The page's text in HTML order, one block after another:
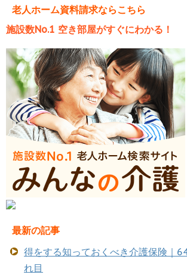
老人ホーム資料請求ならこちら
施設数No.1 空き部屋がすぐにわかる！
最新の記事
得をする知っておくべき介護保険｜
れ目